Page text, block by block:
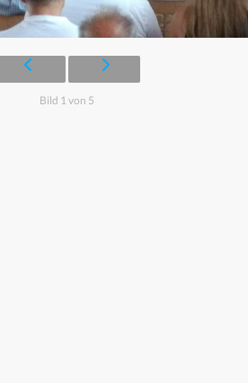
Bild 1 von 5